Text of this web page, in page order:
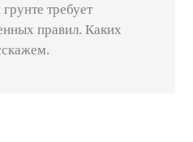
требует
правил. Каких